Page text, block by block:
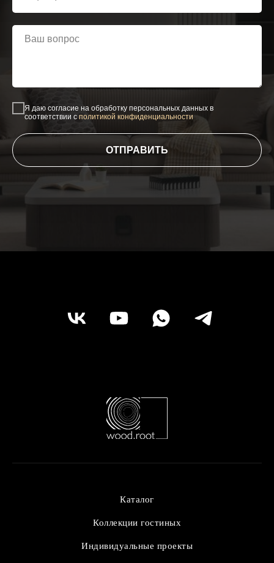
Я даю согласие на обработку персональных данных в
соответствии с политикой конфиденциальности
ОТПРАВИТЬ
Каталог
Коллекции гостиных
Индивидуальные проекты